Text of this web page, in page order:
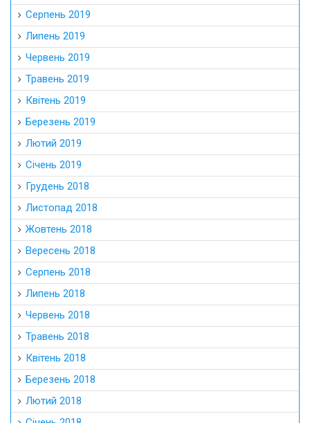
Серпень 2019
Липень 2019
Червень 2019
Травень 2019
Квітень 2019
Березень 2019
Лютий 2019
Січень 2019
Грудень 2018
Листопад 2018
Жовтень 2018
Вересень 2018
Серпень 2018
Липень 2018
Червень 2018
Травень 2018
Квітень 2018
Березень 2018
Лютий 2018